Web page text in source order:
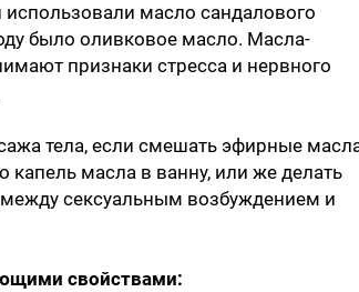
масло сандалового
было оливковое масло. Масла-
признаки стресса и нервного
тела, если смешать эфирные
масла в ванну, или же делать
сексуальным возбуждением и
свойствами: